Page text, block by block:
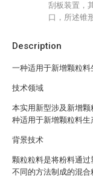
Description
一种适用于新增颗粒
技术领域
本实用新型涉及新增
种适用于新增颗粒料生
背景技术
颗粒粒料是将粉料通
不同的方法制成的混
刮板装置，
口，所述锥